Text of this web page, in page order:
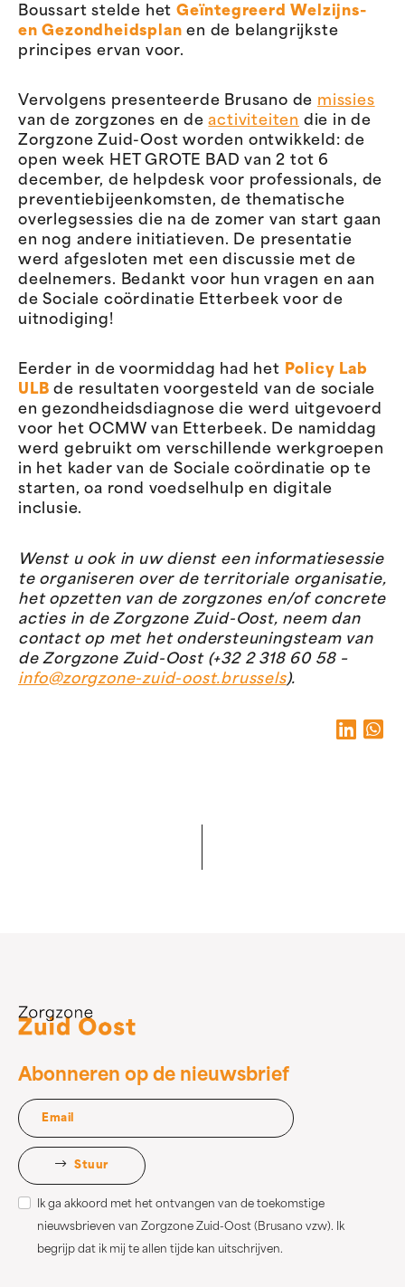
Boussart stelde hetGeïntegreerd Welzijns-
en Gezondheidsplan en de belangrijkste
principes ervan voor.
Vervolgens presenteerde Brusano de missies
van de zorgzones en deactiviteiten die inde
Zorgzone Zuid-Oost worden ontwikkeld: de
open week HET GROTE BAD van 2 tot 6
december, de helpdesk voor professionals, de
preventiebijeenkomsten, de thematische
overlegsessies die na de zomer van start gaan
en nog andere initiatieven. De presentatie
werd afgesloten met een discussie met de
deelnemers. Bedankt voor hun vragen en aan
de Sociale coördinatie Etterbeek voor de
uitnodiging!
Eerder in de voormiddag had het Policy Lab
ULBde resultaten voorgesteld van de sociale
en gezondheidsdiagnose die werd uitgevoerd
voor het OCMW van Etterbeek. De namiddag
werd gebruikt om verschillende werkgroepen
in het kader van de Sociale coördinatie op te
starten,oa rond voedselhulp en digitale
inclusie.
Wenst u ook in uw diensteen informatiesessie
te organiseren over de territoriale organisatie,
het opzetten van de zorgzones en/of concrete
acties in de Zorgzone Zuid-Oost, neem dan
contact op met het ondersteuningsteam van
de Zorgzone Zuid-Oost(+32 2 318 60 58–
info@zorgzone-zuid-oost.brussels).
Abonneren op de nieuwsbrief
Stuur
Ik ga akkoord met het ontvangen van de toekomstige
nieuwsbrieven van Zorgzone Zuid-Oost (Brusano vzw). Ik
begrijp dat ik mij te allen tijde kan uitschrijven.